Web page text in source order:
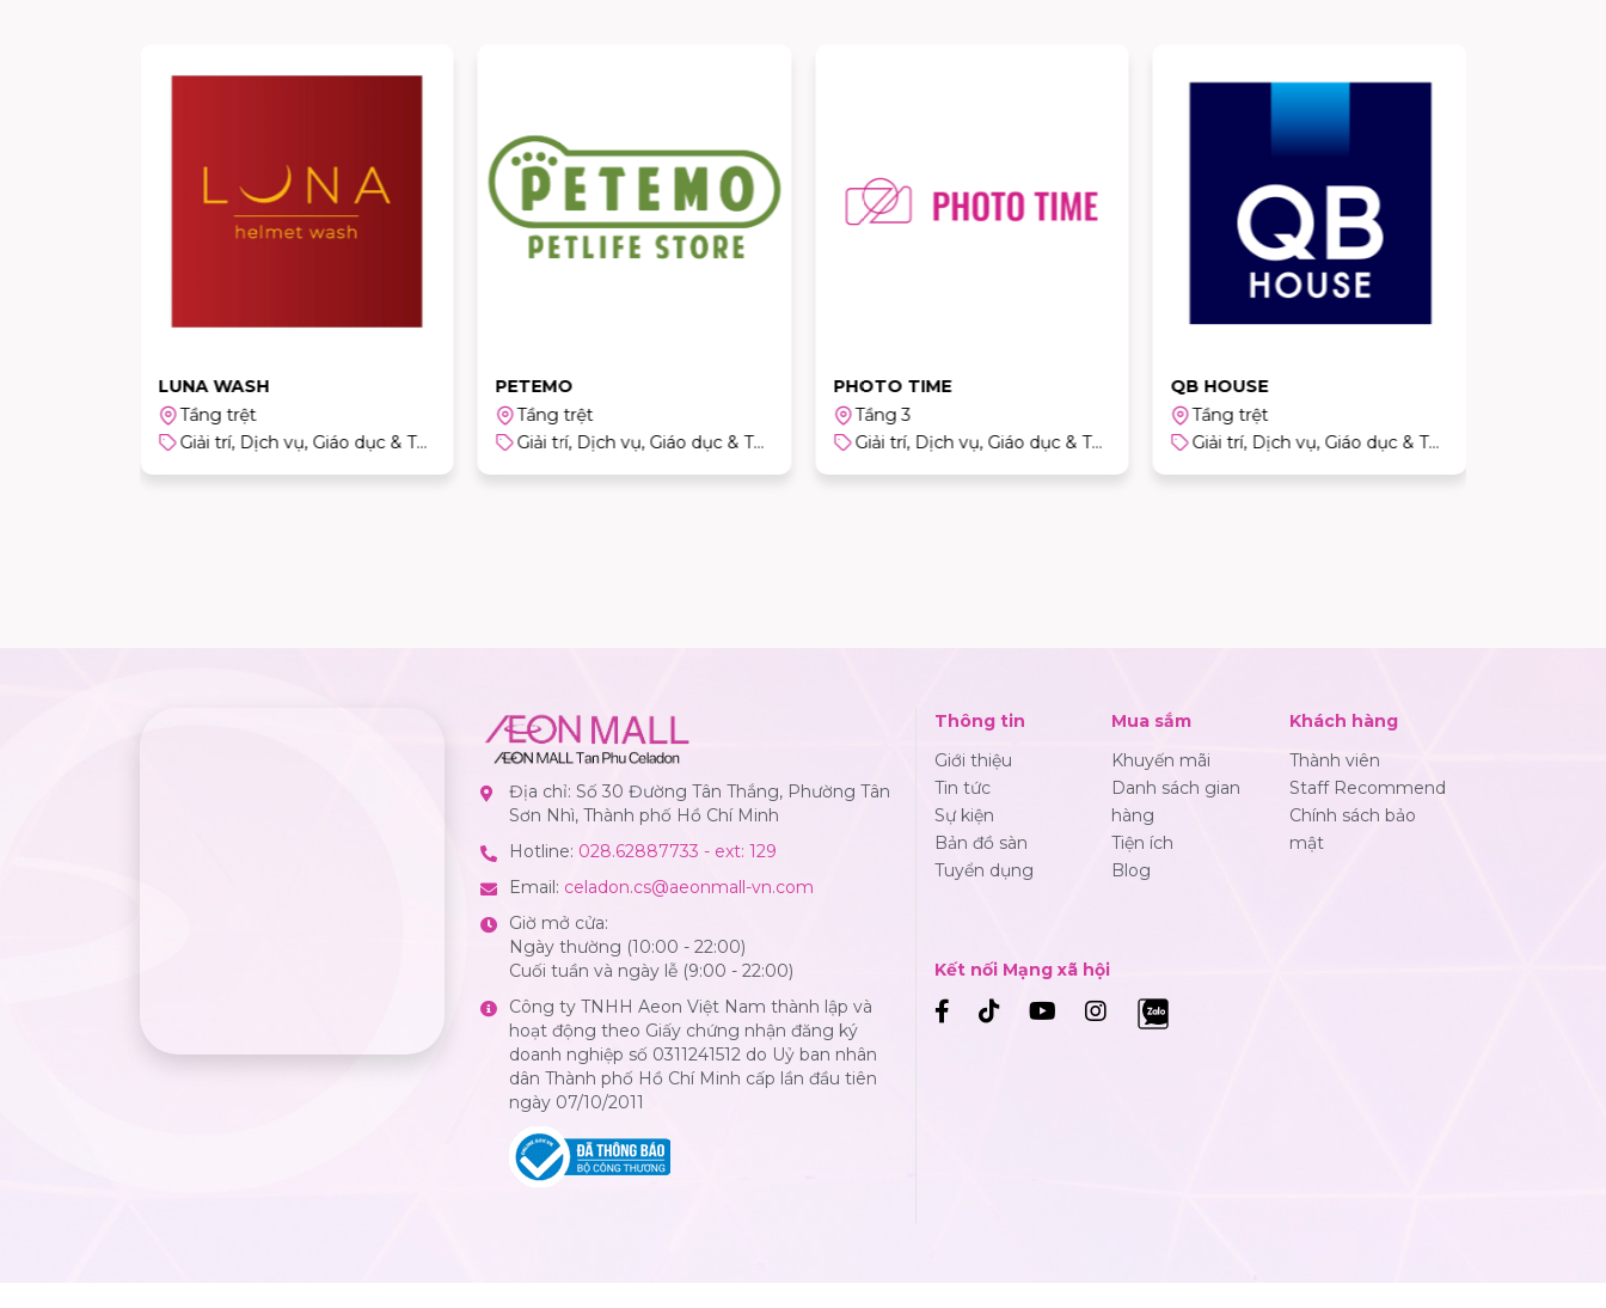
LUNA WASH
Tầng trệt
Giải trí, Dịch vụ, Giáo dục & Thể thao
PETEMO
Tầng trệt
Giải trí, Dịch vụ, Giáo dục & Thể thao
PHOTO TIME
Tầng 3
Giải trí, Dịch vụ, Giáo dục & Thể thao
QB HOUSE
Tầng trệt
Giải trí, Dịch vụ, Giáo dục & Thể thao
Địa chỉ: Số 30 Đường Tân Thắng, Phường Tân
Sơn Nhì, Thành phố Hồ Chí Minh
Hotline: 028.62887733 - ext: 129
Email: celadon.cs@aeonmall-vn.com
Giờ mở cửa:
Ngày thường (10:00 - 22:00)
Cuối tuần và ngày lễ (9:00 - 22:00)
Công ty TNHH Aeon Việt Nam thành lập và
hoạt động theo Giấy chứng nhận đăng ký
doanh nghiệp số 0311241512 do Uỷ ban nhân
dân Thành phố Hồ Chí Minh cấp lần đầu tiên
ngày 07/10/2011
Thông tin
Giới thiệu
Tin tức
Sự kiện
Bản đồ sàn
Tuyển dụng
Mua sắm
Khuyến mãi
Danh sách gian
hàng
Tiện ích
Blog
Khách hàng
Thành viên
Staff Recommend
Chính sách bảo
mật
Kết nối Mạng xã hội